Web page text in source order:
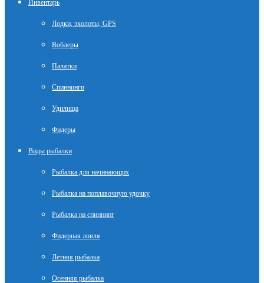
Инвентарь
Лодки, эхолоты, GPS
Воблеры
Палатки
Спиннинги
Удилища
Фидеры
Виды рыбалки
Рыбалка для начинающих
Рыбалка на поплавочную удочку
Рыбалка на спиннинг
Фидерная ловля
Летняя рыбалка
Осенняя рыбалка